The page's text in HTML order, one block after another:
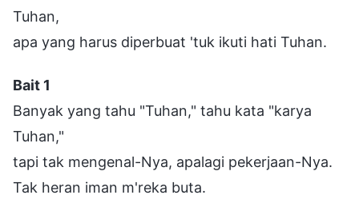
Tuhan,
apa yang harus diperbuat 'tuk ikuti hati Tuhan.
Bait 1
Banyak yang tahu "Tuhan," tahu kata "karya
Tuhan,"
tapi tak mengenal-Nya, apalagi pekerjaan-Nya.
Tak heran iman m'reka buta.